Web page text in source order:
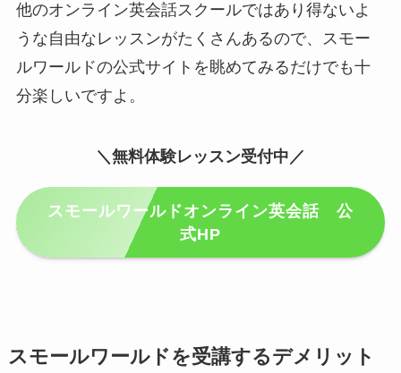
他のオンライン英会話スクールではあり得ないよ
うな自由なレッスンがたくさんあるので、スモー
ルワールドの公式サイトを眺めてみるだけでも十
分楽しいですよ。
＼無料体験レッスン受付中／
スモールワールドオンライン英会話 公
式HP
スモールワールドを受講するデメリット